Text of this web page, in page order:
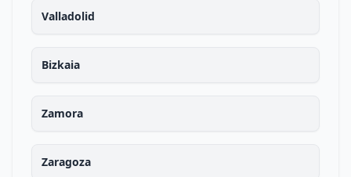
Valladolid
Bizkaia
Zamora
Zaragoza